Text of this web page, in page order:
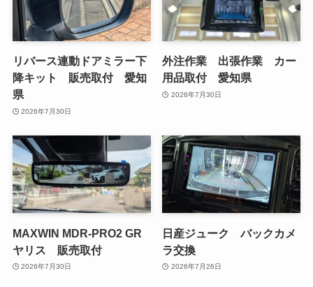
リバース連動ドアミラー下
降キット 販売取付 愛知
県
2026年7月30日
外注作業 出張作業 カー
用品取付 愛知県
2026年7月30日
MAXWIN MDR-PRO2 GR
ヤリス 販売取付
2026年7月30日
日産ジューク バックカメ
ラ交換
2026年7月26日